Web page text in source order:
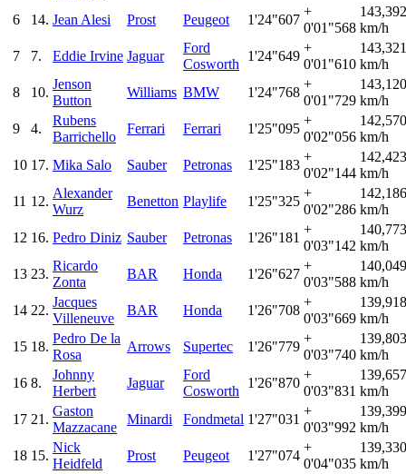
6 14. Jean Alesi Prost Peugeot 1'24"607
+
0'01"568
143,392
km/h
7
7. Eddie Irvine Jaguar
Ford
Cosworth
1'24"649
+
0'01"610
143,321
km/h
8
10.
Jenson
Button
Williams BMW 1'24"768
+
0'01"729
143,120
km/h
9
4.
Rubens
Barrichello
Ferrari Ferrari 1'25"095
+
0'02"056
142,570
km/h
10 17. Mika Salo Sauber Petronas 1'25"183
+
0'02"144
142,423
km/h
11 12.
Alexander
Wurz
Benetton Playlife 1'25"325
+
0'02"286
142,186
km/h
12 16. Pedro Diniz Sauber Petronas 1'26"181
+
0'03"142
140,773
km/h
13 23.
Ricardo
Zonta
BAR Honda 1'26"627
+
0'03"588
140,049
km/h
14 22.
Jacques
Villeneuve
BAR Honda 1'26"708
+
0'03"669
139,918
km/h
15 18.
Pedro De la
Rosa
Arrows Supertec 1'26"779
+
0'03"740
139,803
km/h
16 8.
Johnny
Herbert
Jaguar
Ford
Cosworth
1'26"870
+
0'03"831
139,657
km/h
17 21.
Gaston
Mazzacane
Minardi Fondmetal 1'27"031
+
0'03"992
139,399
km/h
18 15.
Nick
Heidfeld
Prost Peugeot 1'27"074
+
0'04"035
139,330
km/h